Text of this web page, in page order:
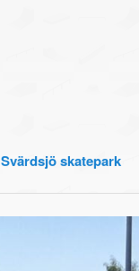
Svärdsjö skatepark